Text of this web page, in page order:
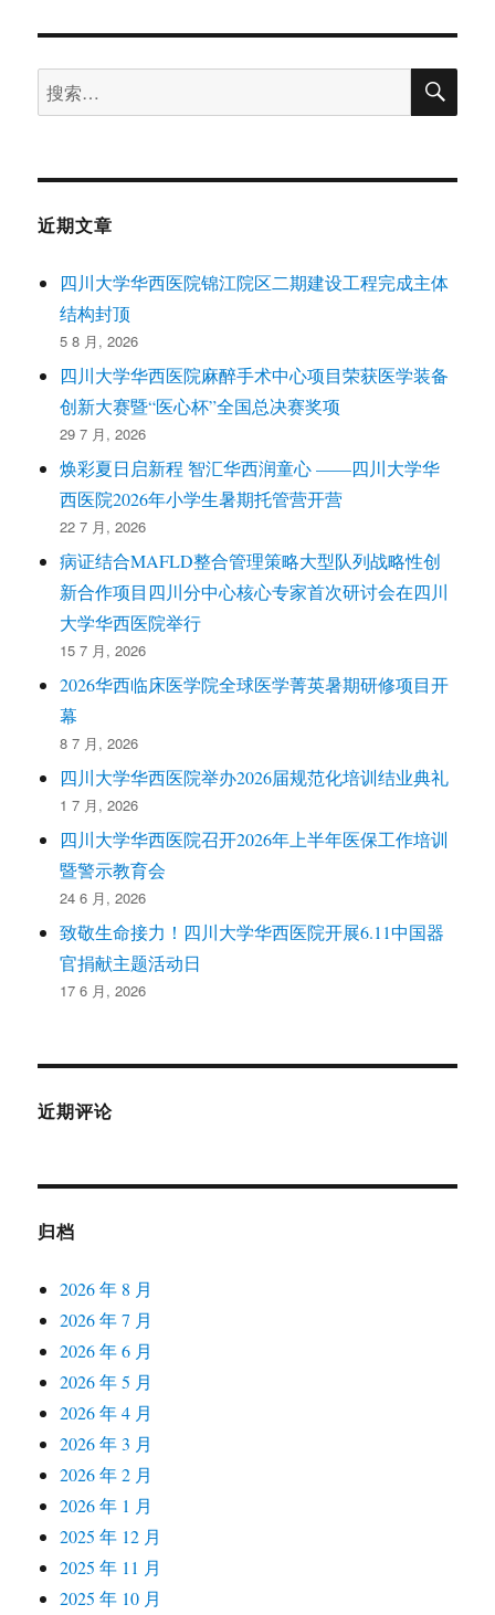
搜
索：
搜
近期文章
四川大学华西医院锦江院区二期建设工程完成主体
结构封顶
5 8 月, 2026
四川大学华西医院麻醉手术中心项目荣获医学装备
创新大赛暨“医心杯”全国总决赛奖项
29 7 月, 2026
焕彩夏日启新程 智汇华西润童心 ——四川大学华
西医院2026年小学生暑期托管营开营
22 7 月, 2026
病证结合MAFLD整合管理策略大型队列战略性创
新合作项目四川分中心核心专家首次研讨会在四川
大学华西医院举行
15 7 月, 2026
2026华西临床医学院全球医学菁英暑期研修项目开
幕
8 7 月, 2026
四川大学华西医院举办2026届规范化培训结业典礼
1 7 月, 2026
四川大学华西医院召开2026年上半年医保工作培训
暨警示教育会
24 6 月, 2026
致敬生命接力！四川大学华西医院开展6.11中国器
官捐献主题活动日
17 6 月, 2026
近期评论
归档
2026 年 8 月
2026 年 7 月
2026 年 6 月
2026 年 5 月
2026 年 4 月
2026 年 3 月
2026 年 2 月
2026 年 1 月
2025 年 12 月
2025 年 11 月
2025 年 10 月